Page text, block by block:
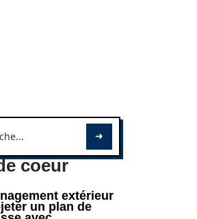
coeur
extérieur
un plan de